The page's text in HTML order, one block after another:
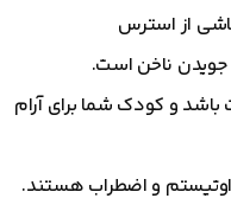
از استرس
ناخن است.
و کودک شما برای آرام
و اضطراب هستند.